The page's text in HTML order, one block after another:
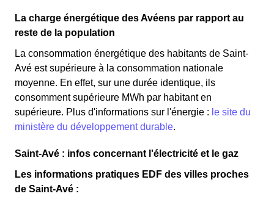
La charge énergétique des Avéens par rapport au
reste de la population
La consommation énergétique des habitants de Saint-
Avé est supérieure à la consommation nationale
moyenne. En effet, sur une durée identique, ils
consomment supérieure MWh par habitant en
supérieure. Plus d'informations sur l'énergie : le site du
ministère du développement durable.
Saint-Avé : infos concernant l'électricité et le gaz
Les informations pratiques EDF des villes proches
de Saint-Avé :